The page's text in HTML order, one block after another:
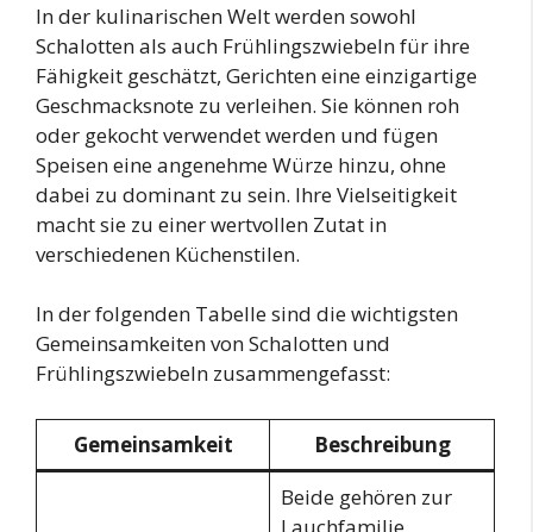
In der kulinarischen Welt werden sowohl
Schalotten als auch Frühlingszwiebeln für ihre
Fähigkeit geschätzt, Gerichten eine einzigartige
Geschmacksnote zu verleihen. Sie können roh
oder gekocht verwendet werden und fügen
Speisen eine angenehme Würze hinzu, ohne
dabei zu dominant zu sein. Ihre Vielseitigkeit
macht sie zu einer wertvollen Zutat in
verschiedenen Küchenstilen.
In der folgenden Tabelle sind die wichtigsten
Gemeinsamkeiten von Schalotten und
Frühlingszwiebeln zusammengefasst:
Gemeinsamkeit Beschreibung
Beide gehören zur
Lauchfamilie